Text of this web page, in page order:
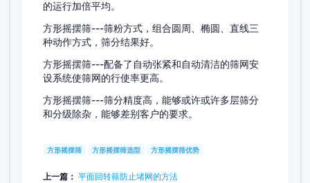
的运行加倍平均。
方形摇摆筛---筛粉方式，组合圆周、椭圆、直线三
种动作方式，筛分结果好。
方形摇摆筛---配备了自动张紧和自动清洁的筛网安
设系统使筛网的行使率更高。
方形摇摆筛---筛分精度高，能够或许或许多层筛分
和分级除杂，能够差别客户的要求。
方形摇摆筛 方形摇摆筛选型 方形摇摆筛优势
上一篇： 平面回转筛防止堵网的方法